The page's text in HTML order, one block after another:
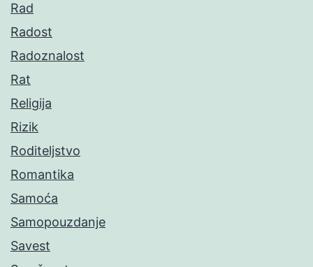
Rad
Radost
Radoznalost
Rat
Religija
Rizik
Roditeljstvo
Romantika
Samoća
Samopouzdanje
Savest